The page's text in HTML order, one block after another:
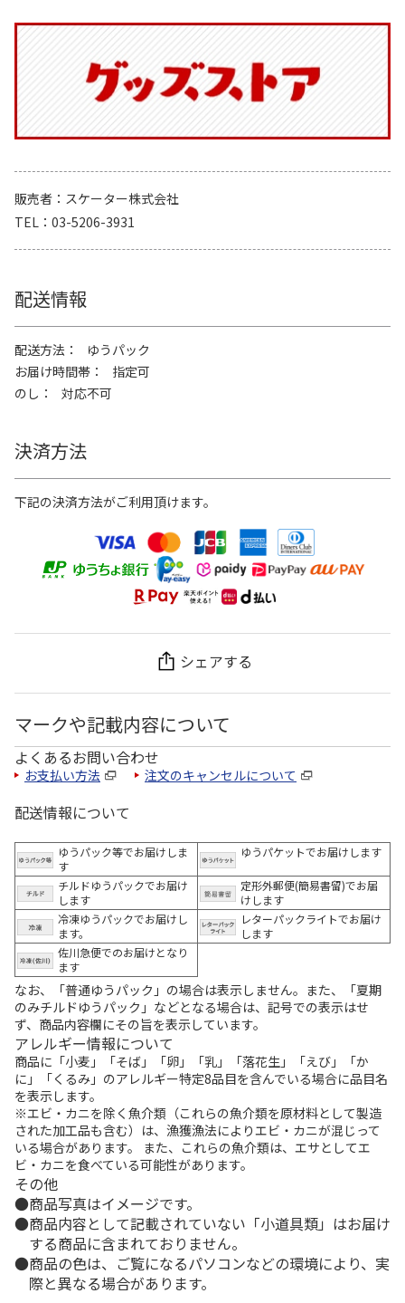
販売者
スケーター株式会社
TEL
03-5206-3931
配送情報
配送方法
ゆうパック
お届け時間帯
指定可
のし
対応不可
決済方法
下記の決済方法がご利用頂けます。
シェアする
マークや記載内容について
よくあるお問い合わせ
お支払い方法 注文のキャンセルについて
配送情報について
ゆうパック等でお届けしま
す
ゆうパケットでお届けします
チルドゆうパックでお届け
します
定形外郵便(簡易書留)でお届
けします
冷凍ゆうパックでお届けし
ます。
レターパックライトでお届け
します
佐川急便でのお届けとなり
ます
なお、「普通ゆうパック」の場合は表示しません。また、「夏期
のみチルドゆうパック」などとなる場合は、記号での表示はせ
ず、商品内容欄にその旨を表示しています。
アレルギー情報について
商品に「小麦」「そば」「卵」「乳」「落花生」「えび」「か
に」「くるみ」のアレルギー特定8品目を含んでいる場合に品目名
を表示します。
※エビ・カニを除く魚介類（これらの魚介類を原材料として製造
された加工品も含む）は、漁獲漁法によりエビ・カニが混じって
いる場合があります。 また、これらの魚介類は、エサとしてエ
ビ・カニを食べている可能性があります。
その他
商品写真はイメージです。
商品内容として記載されていない「小道具類」はお届け
する商品に含まれておりません。
商品の色は、ご覧になるパソコンなどの環境により、実
際と異なる場合があります。